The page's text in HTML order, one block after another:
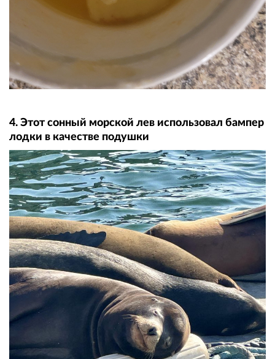
4. Этот сонный морской лев использовал бампер
лодки в качестве подушки